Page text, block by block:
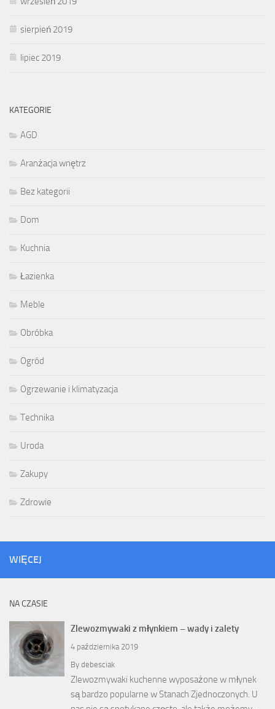
sierpień 2019
lipiec 2019
KATEGORIE
AGD
Aranżacja wnętrz
Bez kategorii
Dom
Kuchnia
Łazienka
Meble
Obróbka
Ogród
Ogrzewanie i klimatyzacja
Technika
Uroda
Zakupy
Zdrowie
WIĘCEJ
NA CZASIE
Zlewozmywaki z młynkiem – wady i zalety
4 października 2019
By debesciak
Zlewozmywaki kuchenne wyposażone w młynek
są bardzo popularne w Stanach Zjednoczonych. U